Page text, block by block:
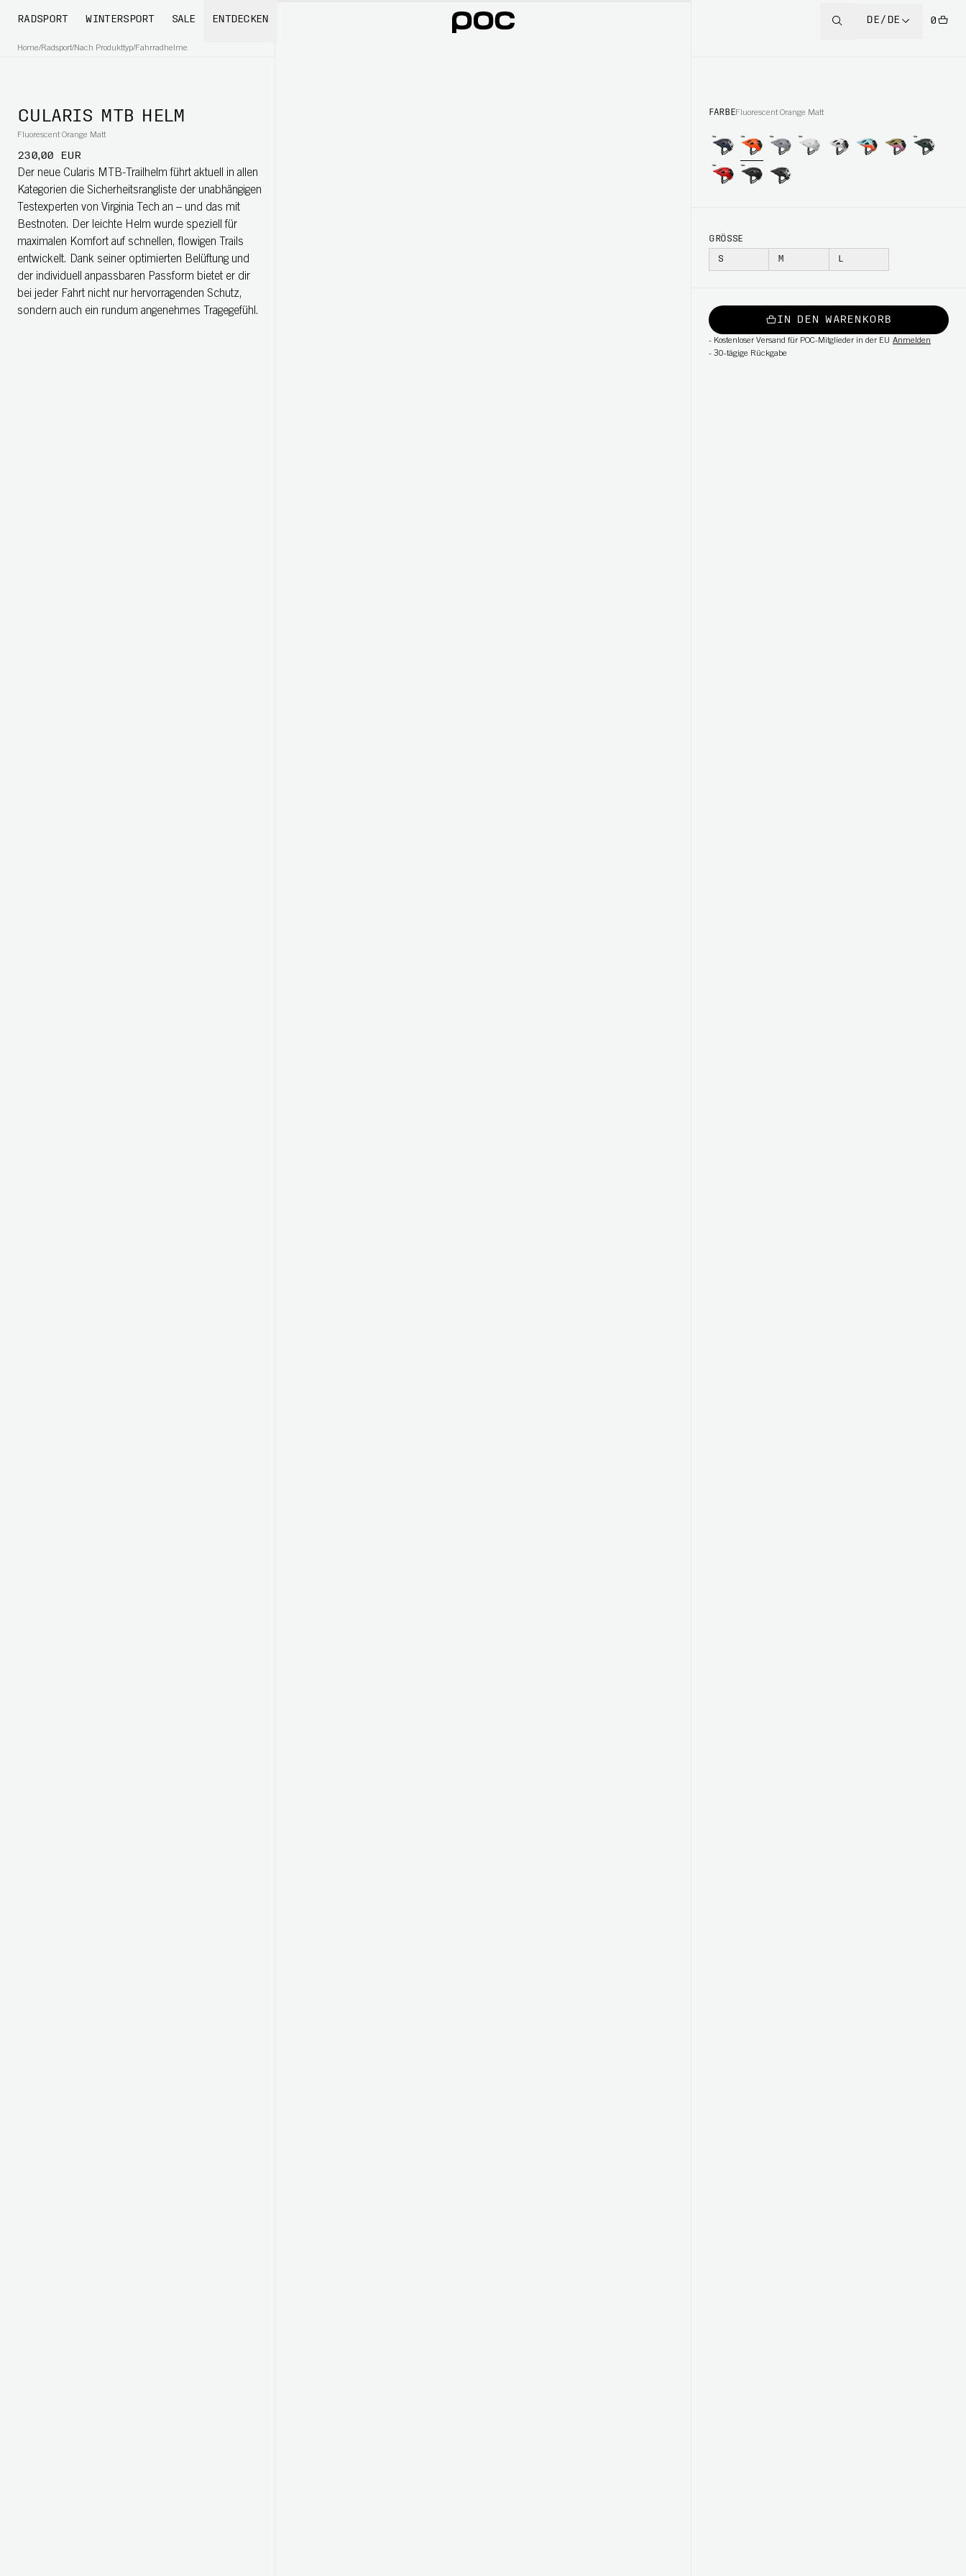
RADSPORT WINTERSPORT SALE ENTDECKEN DE/DE 0
Home/Radsport/Nach Produkttyp/Fahrradhelme
CULARIS MTB HELM
Fluorescent Orange Matt
230,00 EUR
Der neue Cularis MTB-Trailhelm führt aktuell in allen
Kategorien die Sicherheitsrangliste der unabhängigen
Testexperten von Virginia Tech an – und das mit
Bestnoten. Der leichte Helm wurde speziell für
maximalen Komfort auf schnellen, flowigen Trails
entwickelt. Dank seiner optimierten Belüftung und
der individuell anpassbaren Passform bietet er dir
bei jeder Fahrt nicht nur hervorragenden Schutz,
sondern auch ein rundum angenehmes Tragegefühl.
FARBEFluorescent Orange Matt
GRÖSSE
S M L
IN DEN WARENKORB
- Kostenloser Versand für POC-Mitglieder in der EU Anmelden
- 30-tägige Rückgabe